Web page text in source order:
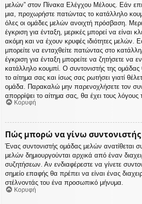
μελών” στον Πίνακα Ελέγχου Μέλους. Εάν
μια, προχωρήστε πατώντας το κατάλληλο
όλες οι ομάδες μελών ανοιχτή πρόσβαση.
έγκριση για ένταξη, μερικές μπορεί να είναι
ακόμη και να έχουν κρυφές ιδιότητες μελών.
μπορείτε να ενταχθείτε πατώντας στο
έγκριση για ένταξη μπορείτε να ζητήσετε να
κατάλληλο κουμπί. Ο συντονιστής της ομάδας
το αίτημα σας και ίσως σας ρωτήσει γιατί
ομάδα. Παρακαλώ μην παρενοχλήσετε τον
απορρίψει το αίτημα σας, θα έχει τους λόγους
Κορυφή
Πώς μπορώ να γίνω
Ένας συντονιστής ομάδας μελών ανατίθεται
μελών δημιουργούνται αρχικά από έναν
συζητήσεων. Αν ενδιαφέρεστε να γίνετε
σημείο επαφής θα πρέπει να είναι ένας
στέλνοντάς του ένα προσωπικό μήνυμα.
Κορυφή